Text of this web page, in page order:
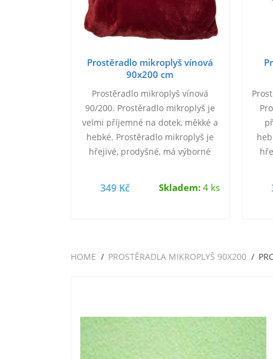
Prostěradlo mikroplyš vínová
90x200 cm
Prostěradlo mikroplyš vínová
90/200. Prostěradlo mikroplyš je
velmi příjemné na dotek, měkké a
hebké. Prostěradlo mikroplyš je
hřejivé, prodyšné, má výborné
349 Kč Skladem:4 ks
HOME PROSTĚRADLA MIKROPLYŠ 90X200